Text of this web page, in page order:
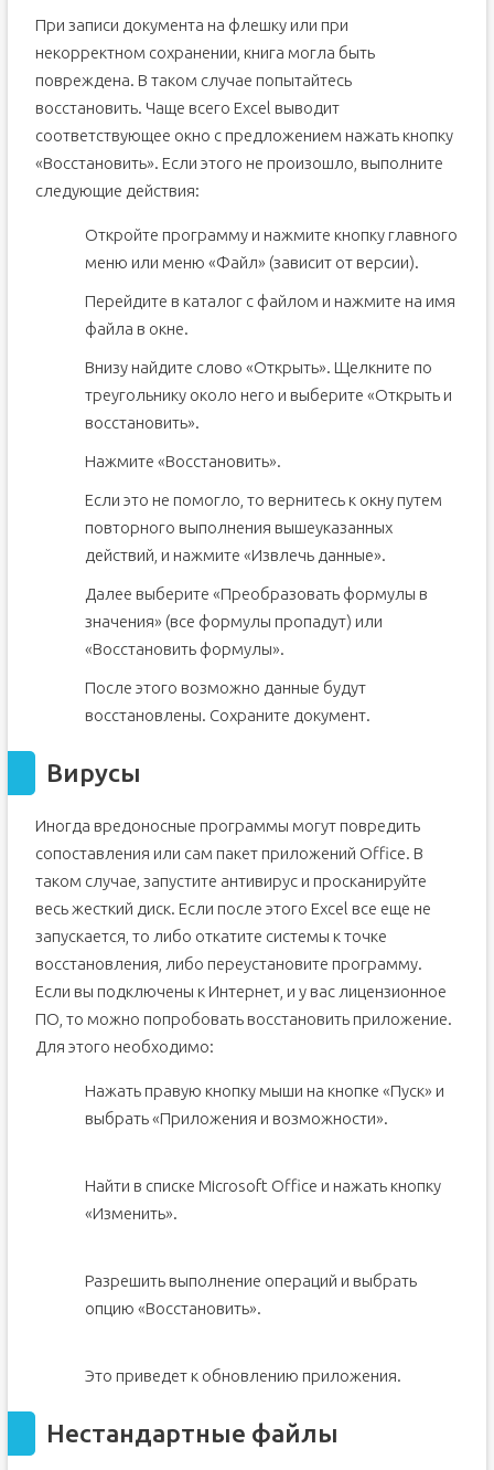
При записи документа на флешку или при
некорректном сохранении, книга могла быть
повреждена. В таком случае попытайтесь
восстановить. Чаще всего Excel выводит
соответствующее окно с предложением нажать кнопку
«Восстановить». Если этого не произошло, выполните
следующие действия:
Откройте программу и нажмите кнопку главного
меню или меню «Файл» (зависит от версии).
Перейдите в каталог с файлом и нажмите на имя
файла в окне.
Внизу найдите слово «Открыть». Щелкните по
треугольнику около него и выберите «Открыть и
восстановить».
Нажмите «Восстановить».
Если это не помогло, то вернитесь к окну путем
повторного выполнения вышеуказанных
действий, и нажмите «Извлечь данные».
Далее выберите «Преобразовать формулы в
значения» (все формулы пропадут) или
«Восстановить формулы».
После этого возможно данные будут
восстановлены. Сохраните документ.
Вирусы
Иногда вредоносные программы могут повредить
сопоставления или сам пакет приложений Office. В
таком случае, запустите антивирус и просканируйте
весь жесткий диск. Если после этого Excel все еще не
запускается, то либо откатите системы к точке
восстановления, либо переустановите программу.
Если вы подключены к Интернет, и у вас лицензионное
ПО, то можно попробовать восстановить приложение.
Для этого необходимо:
Нажать правую кнопку мыши на кнопке «Пуск» и
выбрать «Приложения и возможности».
Найти в списке Microsoft Office и нажать кнопку
«Изменить».
Разрешить выполнение операций и выбрать
опцию «Восстановить».
Это приведет к обновлению приложения.
Нестандартные файлы